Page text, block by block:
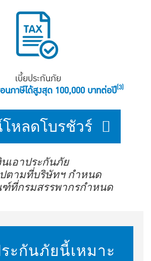
เบี้ยประกันภัย
นภาษีได้สูงสุด 100,000 บาทต่อปี(3)
หลดโบรชัวร์
เอาประกันภัย
ปตามที่บริษัทฯ กำหนด
ที่กรมสรรพากรกำหนด
ะกันภัยนี้เหมาะ